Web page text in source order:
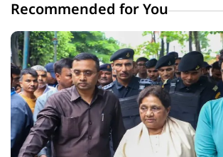
Recommended for You